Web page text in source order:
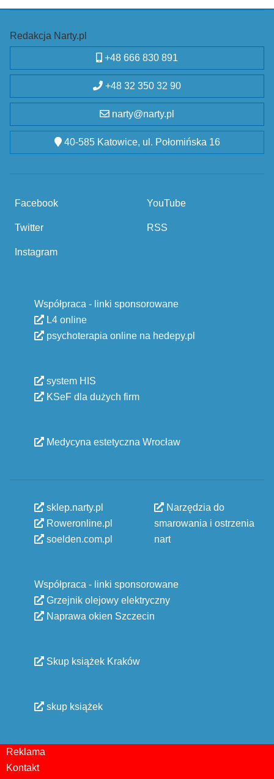
Redakcja Narty.pl
+48 666 830 891
+48 32 350 32 90
narty@narty.pl
40-585 Katowice, ul. Połomińska 16
Facebook
Twitter
Instagram
YouTube
RSS
Współpraca - linki sponsorowane
L4 online
psychoterapia online na hedepy.pl
system HIS
KSeF dla dużych firm
Medycyna estetyczna Wrocław
sklep.narty.pl
Roweronline.pl
soelden.com.pl
Narzędzia do
smarowania i ostrzenia
nart
Współpraca - linki sponsorowane
Grzejnik olejowy elektryczny
Naprawa okien Szczecin
Skup książek Kraków
skup książek
Reklama
Kontakt